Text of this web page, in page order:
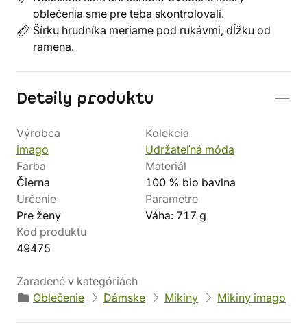
oblečenia sme pre teba skontrolovali.
Šírku hrudníka meriame pod rukávmi, dĺžku od
ramena.
Detaily produktu
Výrobca
imago
Kolekcia
Udržateľná móda
Farba
Čierna
Materiál
100 % bio bavlna
Určenie
Pre ženy
Parametre
Váha: 717 g
Kód produktu
49475
Zaradené v kategóriách
Oblečenie
Dámske Mikiny Mikiny imago